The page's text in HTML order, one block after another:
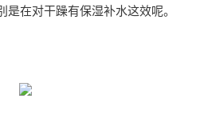
在对干躁有保湿补水这效呢。